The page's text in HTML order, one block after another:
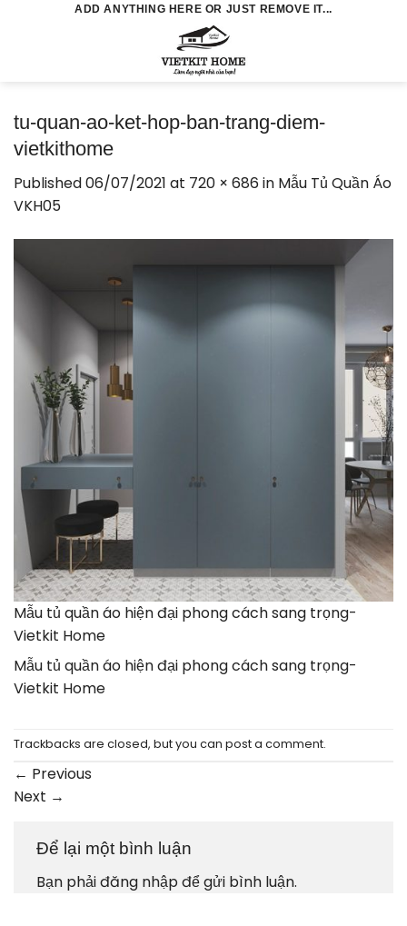
ADD ANYTHING HERE OR JUST REMOVE IT...
tu-quan-ao-ket-hop-ban-trang-diem-
vietkithome
Published06/07/2021 at 720 × 686 in Mẫu Tủ Quần Áo
VKH05
Mẫu tủ quần áo hiện đại phong cách sang trọng-
Vietkit Home
Mẫu tủ quần áo hiện đại phong cách sang trọng-
Vietkit Home
Trackbacks are closed, but you can post a comment.
← Previous
Next →
Để lại một bình luận
Bạn phảiđăng nhậpđể gửi bình luận.